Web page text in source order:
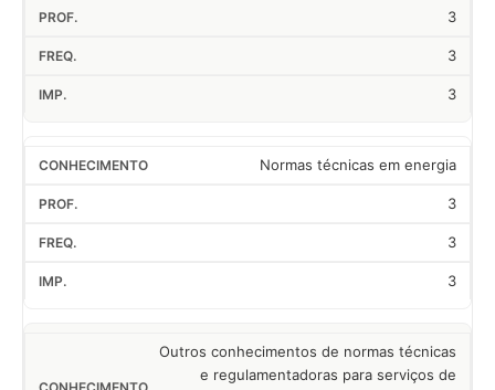
3
3
3
Normas técnicas em energia
3
3
3
Outros conhecimentos de normas técnicas
e regulamentadoras para serviços de